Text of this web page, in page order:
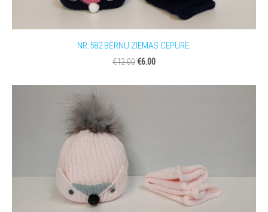
NR.582 BĒRNU ZIEMAS CEPURE.
€12.00€6.00